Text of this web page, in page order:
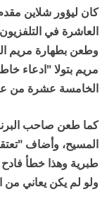
كان ليؤور شلاين مقدم
العاشرة في
وطعن بطهارة مريم
مريم بتولا "ادعاء
الخامسة عشرة من
كما طعن صاحب
المسيح، وأضاف
طبرية وهذا خطأ
ولو لم يكن يعاني